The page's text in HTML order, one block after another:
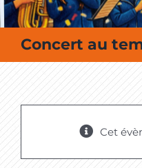
Concert au
Cet